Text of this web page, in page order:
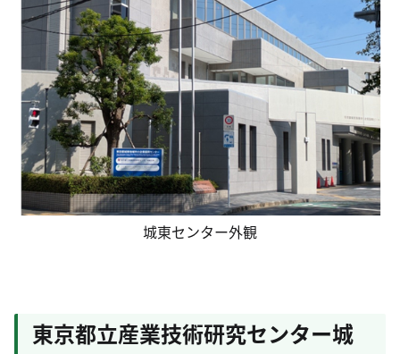
城東センター外観
東京都立産業技術研究センター城